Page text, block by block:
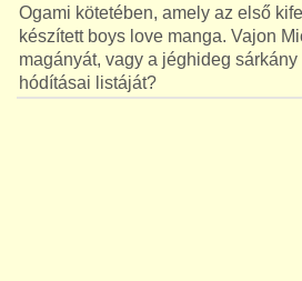
Ogami kötetében, amely az első
ké­szí­tett boys love manga. Vajon
magányát, vagy a jéghideg
hódításai listáját?